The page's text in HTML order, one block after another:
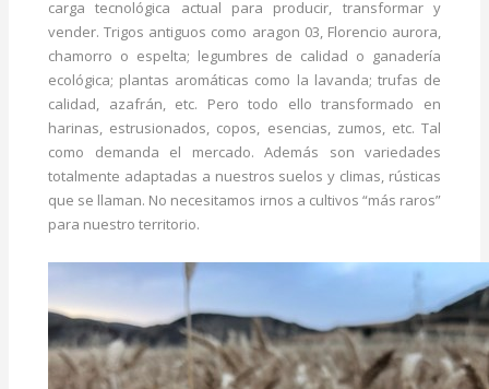
carga tecnológica actual para producir, transformar y
vender. Trigos antiguos como aragon 03, Florencio aurora,
chamorro o espelta; legumbres de calidad o ganadería
ecológica; plantas aromáticas como la lavanda; trufas de
calidad, azafrán, etc. Pero todo ello transformado en
harinas, estrusionados, copos, esencias, zumos, etc. Tal
como demanda el mercado. Además son variedades
totalmente adaptadas a nuestros suelos y climas, rústicas
que se llaman. No necesitamos irnos a cultivos “más raros”
para nuestro territorio.